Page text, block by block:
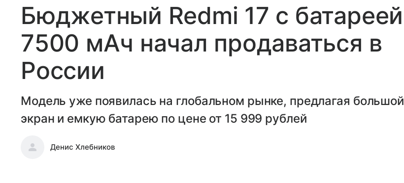
Бюджетный Redmi 17 с батареей
7500 мАч начал продаваться в
России
Модель уже появилась на глобальном рынке, предлагая большой
экран и емкую батарею по цене от 15 999 рублей
Денис Хлебников